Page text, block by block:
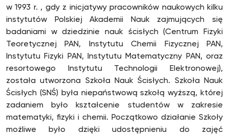
w 1993 r. , gdy z inicjatywy pracowników naukowych kilku
instytutów Polskiej Akademii Nauk zajmujących się
badaniami w dziedzinie nauk ścisłych (Centrum Fizyki
Teoretycznej PAN, Instytutu Chemii Fizycznej PAN,
Instytutu Fizyki PAN, Instytutu Matematyczny PAN, oraz
resortowego Instytutu Technologii Elektronowej),
została utworzona Szkoła Nauk Ścisłych. Szkoła Nauk
Ścisłych (SNŚ) była niepaństwową szkołą wyższą, której
zadaniem było kształcenie studentów w zakresie
matematyki, fizyki i chemii. Początkowo działanie Szkoły
możliwe było dzięki udostępnieniu do zajęć